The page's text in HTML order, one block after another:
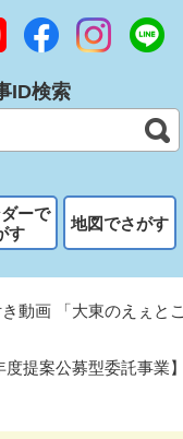
ID検索
ーで
す
地図でさがす
動画 「大東のえぇとこ
提案公募型委託事業】